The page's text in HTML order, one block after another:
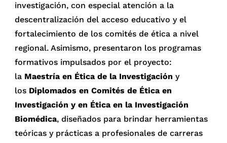
investigación, con especial atención a la
descentralización del acceso educativo y el
fortalecimiento de los comités de ética a nivel
regional. Asimismo, presentaron los programas
formativos impulsados por el proyecto:
la Maestría en Ética de la Investigación y
los Diplomados en Comités de Ética en
Investigación y en Ética en la Investigación
Biomédica, diseñados para brindar herramientas
teóricas y prácticas a profesionales de carreras